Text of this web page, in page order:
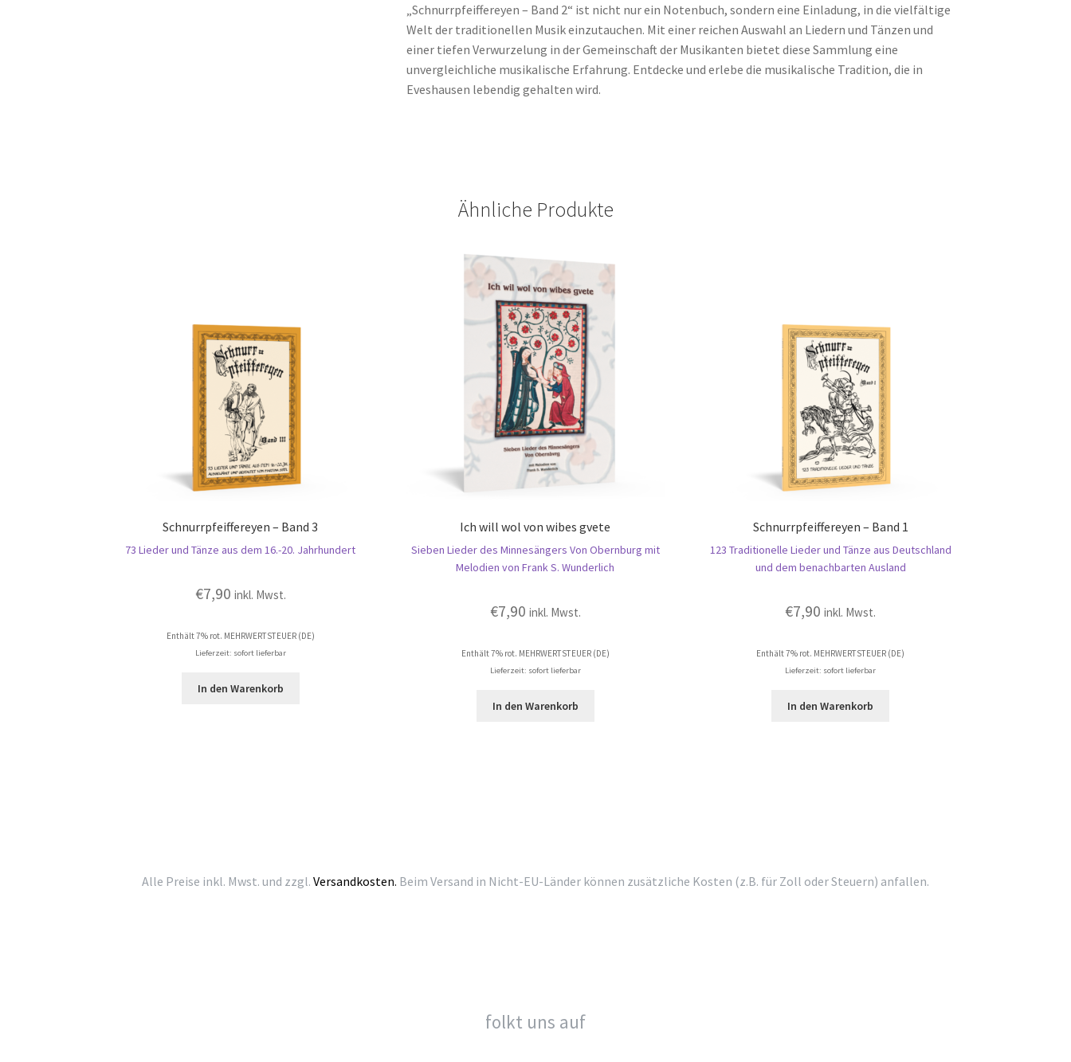
„Schnurrpfeiffereyen – Band 2“ ist nicht nur ein Notenbuch, sondern eine Einladung, in die vielfältige
Welt der traditionellen Musik einzutauchen. Mit einer reichen Auswahl an Liedern und Tänzen und
einer tiefen Verwurzelung in der Gemeinschaft der Musikanten bietet diese Sammlung eine
unvergleichliche musikalische Erfahrung. Entdecke und erlebe die musikalische Tradition, die in
Eveshausen lebendig gehalten wird.
Ähnliche Produkte
Schnurrpfeiffereyen – Band 3
73 Lieder und Tänze aus dem 16.-20. Jahrhundert
€7,90 inkl. Mwst.
Enthält 7% rot. MEHRWERTSTEUER (DE)
Lieferzeit: sofort lieferbar
In den Warenkorb
Ich will wol von wibes gvete
Sieben Lieder des Minnesängers Von Obernburg mit
Melodien von Frank S. Wunderlich
€7,90 inkl. Mwst.
Enthält 7% rot. MEHRWERTSTEUER (DE)
Lieferzeit: sofort lieferbar
In den Warenkorb
Schnurrpfeiffereyen – Band 1
123 Traditionelle Lieder und Tänze aus Deutschland
und dem benachbarten Ausland
€7,90 inkl. Mwst.
Enthält 7% rot. MEHRWERTSTEUER (DE)
Lieferzeit: sofort lieferbar
In den Warenkorb
Alle Preise inkl. Mwst. und zzgl. Versandkosten. Beim Versand in Nicht-EU-Länder können zusätzliche Kosten (z.B. für Zoll oder Steuern) anfallen.
folkt uns auf